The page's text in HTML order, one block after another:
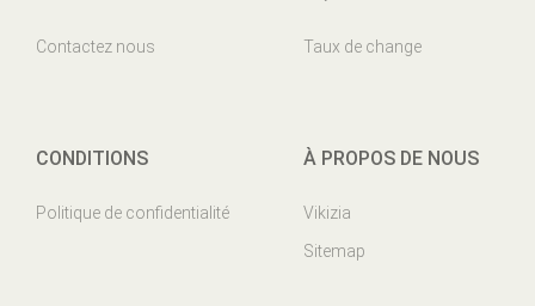
Contactez nous Taux de change
CONDITIONS
Politique de confidentialité
À PROPOS DE NOUS
Vikizia
Sitemap